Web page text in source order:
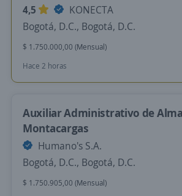
4,5
KONECTA
Bogotá, D.C., Bogotá, D.C.
$ 1.750.000,00 (Mensual)
Hace 2 horas
Auxiliar Administrativo de
Montacargas
Humano's S.A.
Bogotá, D.C., Bogotá, D.C.
$ 1.750.905,00 (Mensual)